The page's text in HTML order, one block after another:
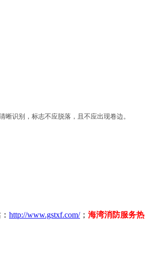
识别，标志不应脱落，且不应出现卷边。
http://www.gstxf.com/； 海湾消防服务热